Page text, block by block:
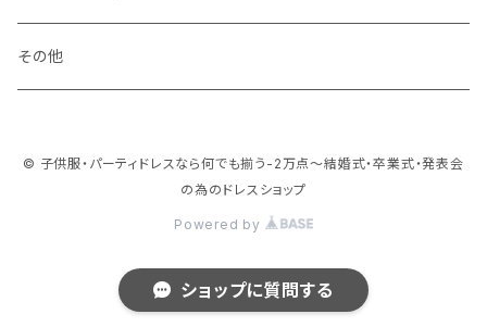
ブロック系
その他
© 子供服・パーティドレスなら何でも揃う-2万点～結婚式・卒業式・発表会
の為のドレスショップ
Powered by
ショップに質問する